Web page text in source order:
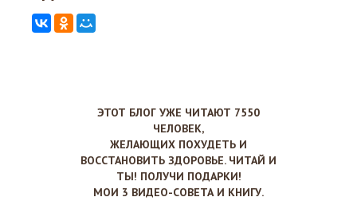
ЭТОТ БЛОГ УЖЕ ЧИТАЮТ 7550
ЧЕЛОВЕК,
ЖЕЛАЮЩИХ ПОХУДЕТЬ И
ВОССТАНОВИТЬ ЗДОРОВЬЕ. ЧИТАЙ И
ТЫ! ПОЛУЧИ ПОДАРКИ!
МОИ 3 ВИДЕО-СОВЕТА И КНИГУ.